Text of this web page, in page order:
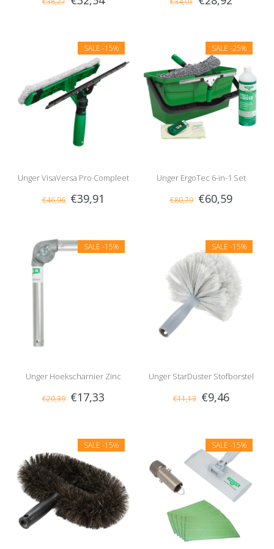
Compleet
SALE -15%
Unger VisaVersa Pro Compleet
€46,96 €39,91
SALE -25%
Unger ErgoTec 6-in-1 Set
€80,79 €60,59
SALE -15%
Unger Hoekscharnier Zinc
€20,39 €17,33
SALE -15%
Unger StarDuster Stofborstel
€11,13 €9,46
SALE -15% SALE -15%